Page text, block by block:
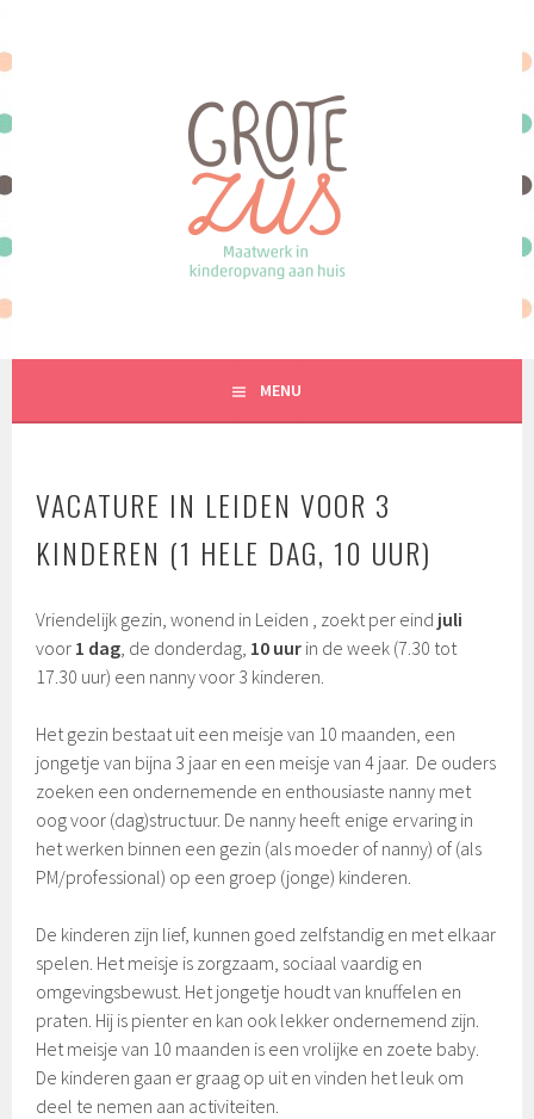
inhoud
MENU
VACATURE IN LEIDEN VOOR 3
KINDEREN (1 HELE DAG, 10 UUR)
Vriendelijk gezin, wonend in Leiden , zoekt per eind juli
voor 1 dag, de donderdag, 10 uur in de week (7.30 tot
17.30 uur) een nanny voor 3 kinderen.
Het gezin bestaat uit een meisje van 10 maanden, een
jongetje van bijna 3 jaar en een meisje van 4 jaar. De ouders
zoeken een ondernemende en enthousiaste nanny met
oog voor (dag)structuur. De nanny heeft enige ervaring in
het werken binnen een gezin (als moeder of nanny) of (als
PM/professional) op een groep (jonge) kinderen.
De kinderen zijn lief, kunnen goed zelfstandig en met elkaar
spelen. Het meisje is zorgzaam, sociaal vaardig en
omgevingsbewust. Het jongetje houdt van knuffelen en
praten. Hij is pienter en kan ook lekker ondernemend zijn.
Het meisje van 10 maanden is een vrolijke en zoete baby.
De kinderen gaan er graag op uit en vinden het leuk om
deel te nemen aan activiteiten.